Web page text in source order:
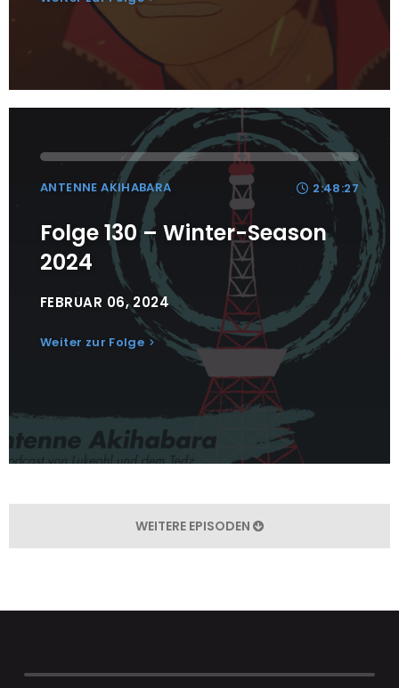
ANTENNE AKIHABARA 2:48:27
Folge 130 – Winter-Season
2024
FEBRUAR 06, 2024
Weiter zur Folge
WEITERE EPISODEN